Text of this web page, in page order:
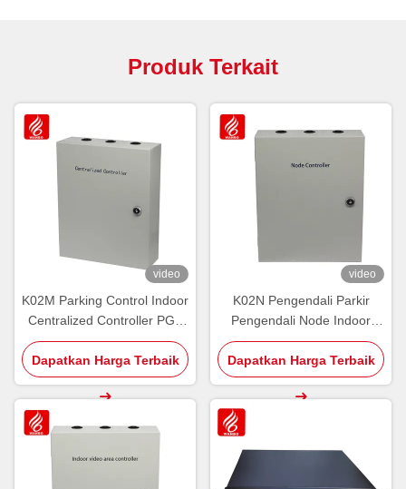
Produk Terkait
video
K02M Parking Control Indoor
Centralized Controller PGS
Core RS485 CAN Bus
Ultrasonik
Dapatkan Harga Terbaik
video
K02N Pengendali Parkir
Pengendali Node Indoor
PGS Panduan NCU
Ultrasonik Indoor
Dapatkan Harga Terbaik